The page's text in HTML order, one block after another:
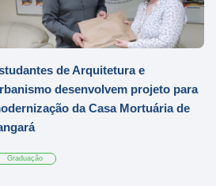
de Arquitetura e
desenvolvem projeto para
da Casa Mortuária de
Graduação